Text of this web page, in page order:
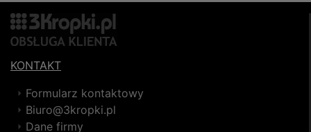
KONTAKT
Formularz kontaktowy
Biuro@3kropki.pl
Dane firmy